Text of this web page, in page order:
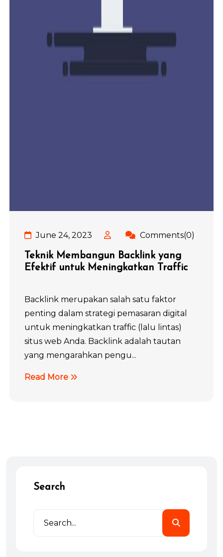
June 24, 2023 Comments(0)
Teknik Membangun Backlink yang
Efektif untuk Meningkatkan Traffic
Backlink merupakan salah satu faktor
penting dalam strategi pemasaran digital
untuk meningkatkan traffic (lalu lintas)
situs web Anda. Backlink adalah tautan
yang mengarahkan pengu...
Read More
Search